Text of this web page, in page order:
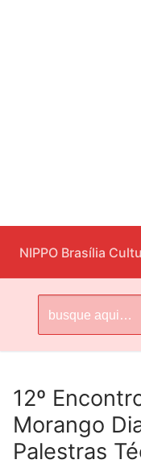
para
o
conteúdo
NIPPO Brasília
por:
12º
Morango
Palestras